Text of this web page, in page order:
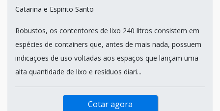
Catarina e Espirito Santo
Robustos, os contentores de lixo 240 litros consistem em
espécies de containers que, antes de mais nada, possuem
indicações de uso voltadas aos espaços que lançam uma
alta quantidade de lixo e resíduos diari...
Cotar agora